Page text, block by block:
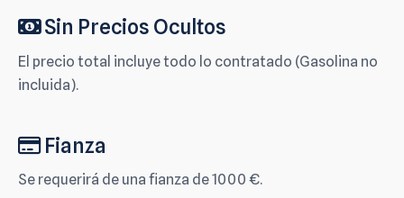
Sin Precios Ocultos
El precio total incluye todo lo contratado (Gasolina no
incluida).
Fianza
Se requerirá de una fianza de 1000 €.